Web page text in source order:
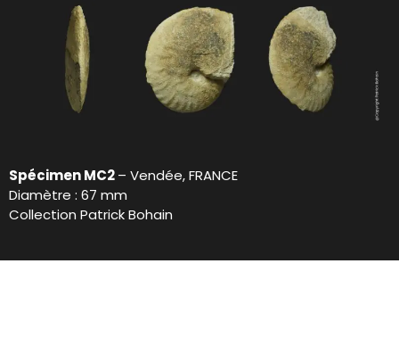
Spécimen MC2– Vendée, FRANCE
Diamètre : 67 mm
Collection Patrick Bohain